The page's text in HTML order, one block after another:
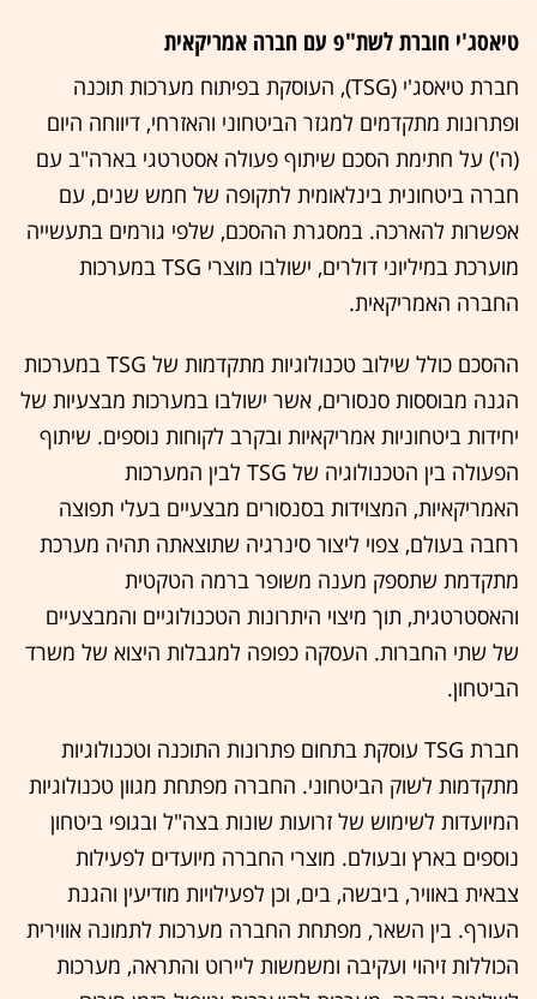
טיאסג'י חוברת לשת"פ עם חברה אמריקאית
חברת טיאסג'י (TSG), העוסקת בפיתוח מערכות תוכנה
ופתרונות מתקדמים למגזר הביטחוני והאזרחי, דיווחה היום
(ה') על חתימת הסכם שיתוף פעולה אסטרטגי בארה"ב עם
חברה ביטחונית בינלאומית לתקופה של חמש שנים, עם
אפשרות להארכה. במסגרת ההסכם, שלפי גורמים בתעשייה
מוערכת במיליוני דולרים, ישולבו מוצרי TSG במערכות
החברה האמריקאית.
ההסכם כולל שילוב טכנולוגיות מתקדמות של TSG במערכות
הגנה מבוססות סנסורים, אשר ישולבו במערכות מבצעיות של
יחידות ביטחוניות אמריקאיות ובקרב לקוחות נוספים. שיתוף
הפעולה בין הטכנולוגיה של TSG לבין המערכות
האמריקאיות, המצוידות בסנסורים מבצעיים בעלי תפוצה
רחבה בעולם, צפוי ליצור סינרגיה שתוצאתה תהיה מערכת
מתקדמת שתספק מענה משופר ברמה הטקטית
והאסטרטגית, תוך מיצוי היתרונות הטכנולוגיים והמבצעיים
של שתי החברות. העסקה כפופה למגבלות היצוא של משרד
הביטחון.
חברת TSG עוסקת בתחום פתרונות התוכנה וטכנולוגיות
מתקדמות לשוק הביטחוני. החברה מפתחת מגוון טכנולוגיות
המיועדות לשימוש של זרועות שונות בצה"ל ובגופי ביטחון
נוספים בארץ ובעולם. מוצרי החברה מיועדים לפעילות
צבאית באוויר, ביבשה, בים, וכן לפעילויות מודיעין והגנת
העורף. בין השאר, מפתחת החברה מערכות לתמונה אווירית
הכוללות זיהוי ועקיבה ומשמשות ליירוט והתראה, מערכות